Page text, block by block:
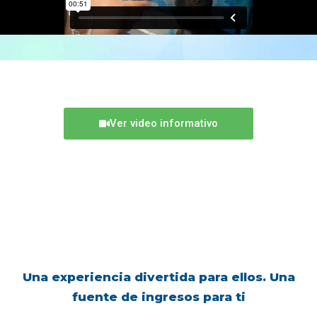
Ver video informativo
Una experiencia divertida para ellos. Una
fuente de ingresos para ti